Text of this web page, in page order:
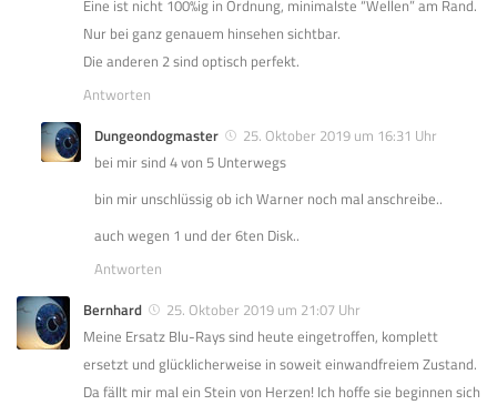
Eine ist nicht 100%ig in Ordnung, minimalste “Wellen” am Rand.
Nur bei ganz genauem hinsehen sichtbar.
Die anderen 2 sind optisch perfekt.
Antworten
Dungeondogmaster
25. Oktober 2019 um 16:31 Uhr
bei mir sind 4 von 5 Unterwegs
bin mir unschlüssig ob ich Warner noch mal anschreibe..
auch wegen 1 und der 6ten Disk..
Antworten
Bernhard
25. Oktober 2019 um 21:07 Uhr
Meine Ersatz Blu-Rays sind heute eingetroffen, komplett
ersetzt und glücklicherweise in soweit einwandfreiem Zustand.
Da fällt mir mal ein Stein von Herzen! Ich hoffe sie beginnen sich